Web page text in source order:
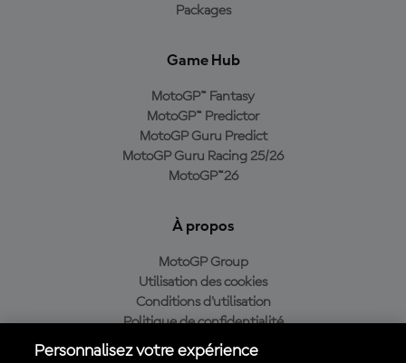
Packages
Game Hub
MotoGP™ Fantasy
MotoGP™ Predictor
MotoGP Guru Predict
MotoGP Guru Racing 25/26
MotoGP™26
À propos
MotoGP Group
Utilisation des cookies
Conditions d'utilisation
Politique de confidentialité
Politique d’achat
Personnalisez votre expérience